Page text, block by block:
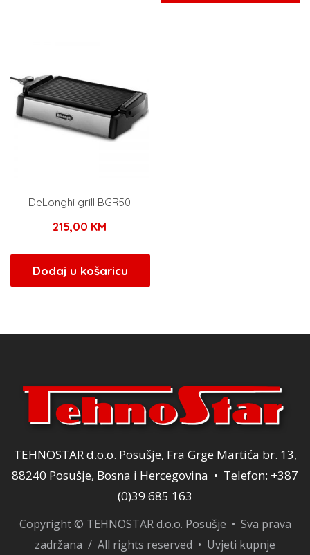
DeLonghi grill BGR50
215,00 KM
Dodaj u košaricu
TEHNOSTAR d.o.o. Posušje, Fra Grge Martića br. 13,
88240 Posušje, Bosna i Hercegovina • Telefon: +387
(0)39 685 163
Copyright © TEHNOSTAR d.o.o. Posušje • Sva prava
zadržana / All rights reserved • Uvjeti kupnje